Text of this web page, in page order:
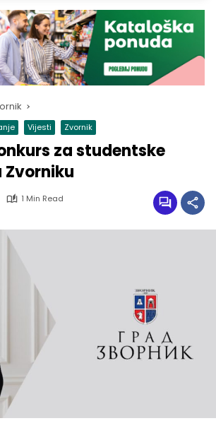
Vijesti Zvornik
za studentske
Zvorniku
1 Min Read